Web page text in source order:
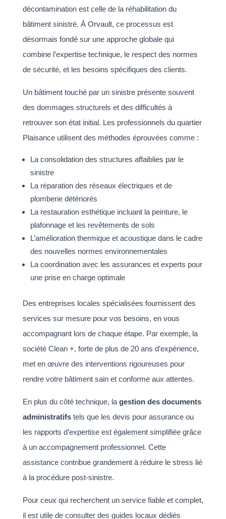
décontamination est celle de la réhabilitation du
bâtiment sinistré. À Orvault, ce processus est
désormais fondé sur une approche globale qui
combine l’expertise technique, le respect des normes
de sécurité, et les besoins spécifiques des clients.
Un bâtiment touché par un sinistre présente souvent
des dommages structurels et des difficultés à
retrouver son état initial. Les professionnels du quartier
Plaisance utilisent des méthodes éprouvées comme :
La consolidation des structures affaiblies par le
sinistre
La réparation des réseaux électriques et de
plomberie détériorés
La restauration esthétique incluant la peinture, le
plafonnage et les revêtements de sols
L’amélioration thermique et acoustique dans le cadre
des nouvelles normes environnementales
La coordination avec les assurances et experts pour
une prise en charge optimale
Des entreprises locales spécialisées fournissent des
services sur mesure pour vos besoins, en vous
accompagnant lors de chaque étape. Par exemple, la
société Clean +, forte de plus de 20 ans d’expérience,
met en œuvre des interventions rigoureuses pour
rendre votre bâtiment sain et conforme aux attentes.
En plus du côté technique, la gestion des documents
administratifstels que les devis pour assurance ou
les rapports d’expertise est également simplifiée grâce
à un accompagnement professionnel. Cette
assistance contribue grandement à réduire le stress lié
à la procédure post-sinistre.
Pour ceux qui recherchent un service fiable et complet,
il est utile de consulter des guides locaux dédiés